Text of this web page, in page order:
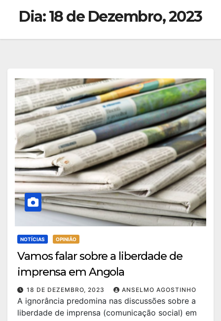
Dia:18 de Dezembro, 2023
NOTÍCIAS OPINIÃO
Vamos falar sobre a liberdade de
imprensa em Angola
18 DE DEZEMBRO, 2023 ANSELMO AGOSTINHO
A ignorância predomina nas discussões sobre a
liberdade de imprensa (comunicação social) em